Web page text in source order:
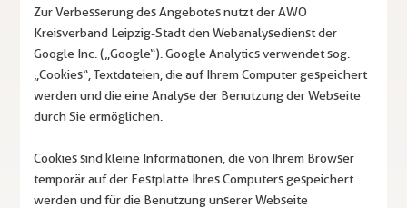
Zur Verbesserung des Angebotes nutzt der AWO
Kreisverband Leipzig-Stadt den Webanalysedienst der
Google Inc. („Google“). Google Analytics verwendet sog.
„Cookies“, Textdateien, die auf Ihrem Computer gespeichert
werden und die eine Analyse der Benutzung der Webseite
durch Sie ermöglichen.
Cookies sind kleine Informationen, die von Ihrem Browser
temporär auf der Festplatte Ihres Computers gespeichert
werden und für die Benutzung unserer Webseite